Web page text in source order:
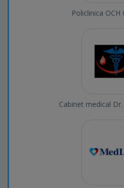
Policlinica OCH
Cabinet medical